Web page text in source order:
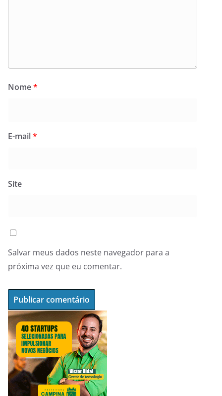
Nome*
E-mail*
Site
Salvar meus dados neste navegador para a
próxima vez que eu comentar.